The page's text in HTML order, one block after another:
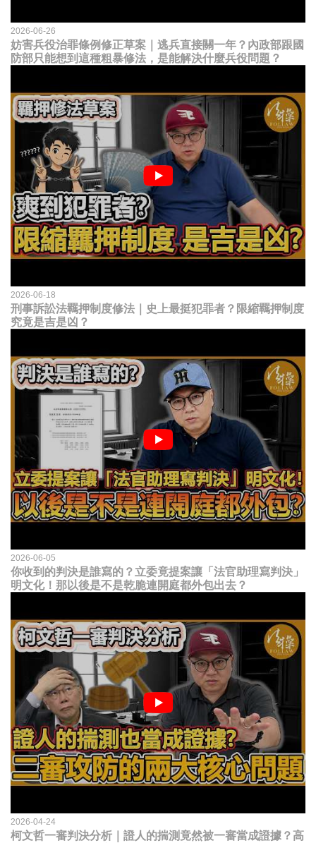
2026-06-26
妨害兵役治罪條例修正草案｜逃兵直接關一年？內政部跟國
防部只能想到這種粗暴修法，是能解決什麼兵役問題？
2026-06-18
刑事訴訟法羈押制度修法｜史上最挺犯罪者？限縮羈押制度
究竟是吉是凶？
2026-06-05
你收到的判決是誰寫的？立委竟提案讓「法官助理寫判決」
明文化！那以後是不是乾脆連開庭都外包出去？
2026-04-24
柯文哲一審判決分析｜證人的揣測竟然被一審當成證據？高